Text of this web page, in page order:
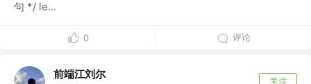
句 */ le...
0 评论
前端江刘尔
关注